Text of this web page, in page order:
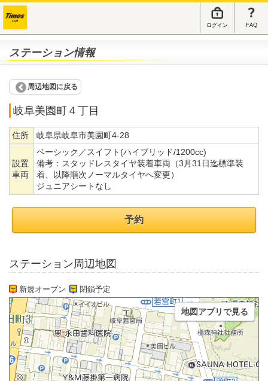
ログイン FAQ
ステーション情報
周辺地図に戻る
岐阜美園町４丁目
住所 岐阜県岐阜市美園町4-28
設置
車両
ベーシック／スイフト(ハイブリッド/1200cc)
備考： スタッドレスタイヤ装着車両（3月31日迄標準装
着、以降順次ノーマルタイヤへ変更）
ジュニアシートなし
予約
ステーション周辺地図
新規オープン 閉鎖予定
地図アプリで見る